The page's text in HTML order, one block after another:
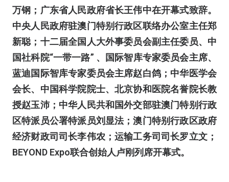
万钢；广东省人民政府省长王伟中在开幕式致辞。
中央人民政府驻澳门特别行政区联络办公室主任郑
新聪；十二届全国人大外事委员会副主任委员、中
国社科院“一带一路” 、国际智库专家委员会主席、
蓝迪国际智库专家委员会主席赵白鸽；中华医学会
会长、中国科学院院士、北京协和医院名誉院长教
授赵玉沛；中华人民共和国外交部驻澳门特别行政
区特派员公署特派员刘显法；澳门特别行政区政府
经济财政司司长李伟农；运输工务司司长罗立文；
BEYOND Expo联合创始人卢刚列席开幕式。